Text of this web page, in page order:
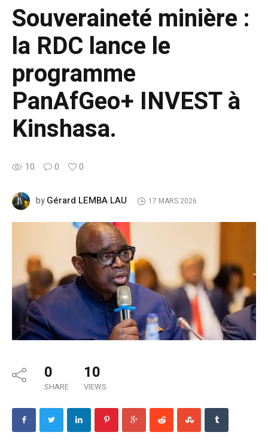
Souveraineté minière :
la RDC lance le
programme
PanAfGeo+ INVEST à
Kinshasa.
10 0 0
byGérard LEMBA LAU 17 MARS 2026
0
SHARE
10
VIEWS